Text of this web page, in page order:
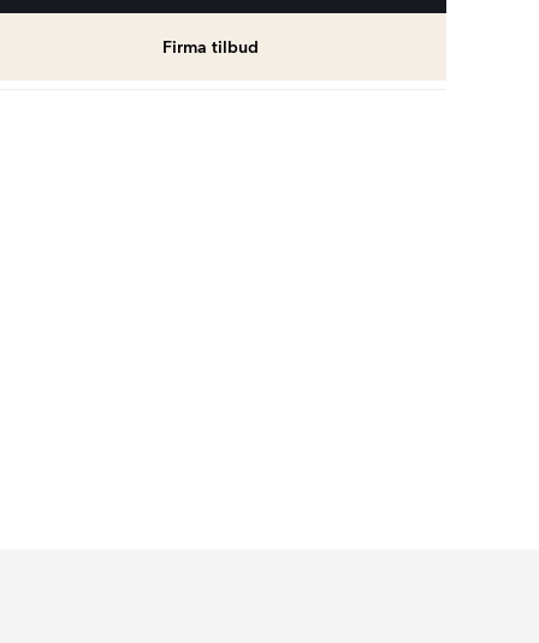
Firma tilbud